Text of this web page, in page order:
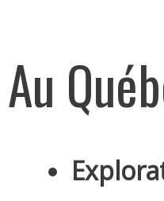
Au